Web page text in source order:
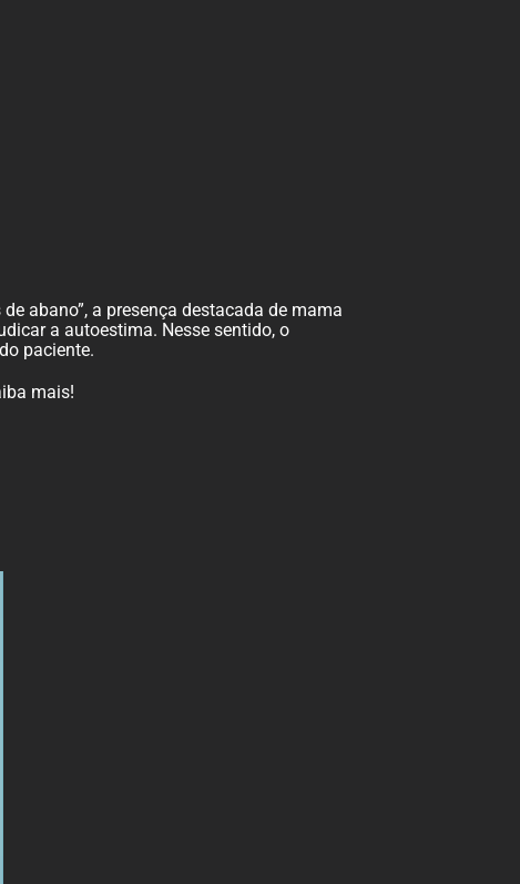
abano”, a presença destacada de mama
a autoestima. Nesse sentido, o
paciente.
mais!